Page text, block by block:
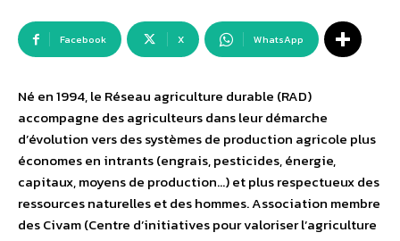
Facebook X WhatsApp
Né en 1994, le Réseau agriculture durable (RAD)
accompagne des agriculteurs dans leur démarche
d’évolution vers des systèmes de production agricole plus
économes en intrants (engrais, pesticides, énergie,
capitaux, moyens de production…) et plus respectueux des
ressources naturelles et des hommes. Association membre
des Civam (Centre d’initiatives pour valoriser l’agriculture